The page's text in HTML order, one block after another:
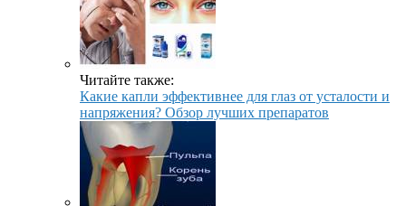
Читайте также:
Какие капли эффективнее для глаз от усталости и
напряжения? Обзор лучших препаратов